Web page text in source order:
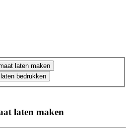
laten maken
bedrukken
laten maken